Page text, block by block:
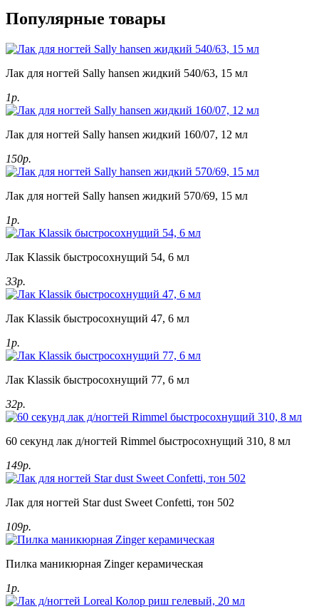
Популярные товары
Лак для ногтей Sally hansen жидкий 540/63, 15 мл
1р.
Лак для ногтей Sally hansen жидкий 160/07, 12 мл
150р.
Лак для ногтей Sally hansen жидкий 570/69, 15 мл
1р.
Лак Klassik быстросохнущий 54, 6 мл
33р.
Лак Klassik быстросохнущий 47, 6 мл
1р.
Лак Klassik быстросохнущий 77, 6 мл
32р.
60 секунд лак д/ногтей Rimmel быстросохнущий 310, 8 мл
149р.
Лак для ногтей Star dust Sweet Confetti, тон 502
109р.
Пилка маникюрная Zinger керамическая
1р.